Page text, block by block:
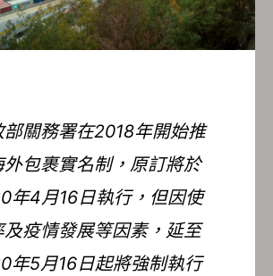
部關務署在2018年開始推
外包裹實名制，原訂將於
年4月16日執行，但因使
及疫情發展等因素，延至
年5月16日起將強制執行